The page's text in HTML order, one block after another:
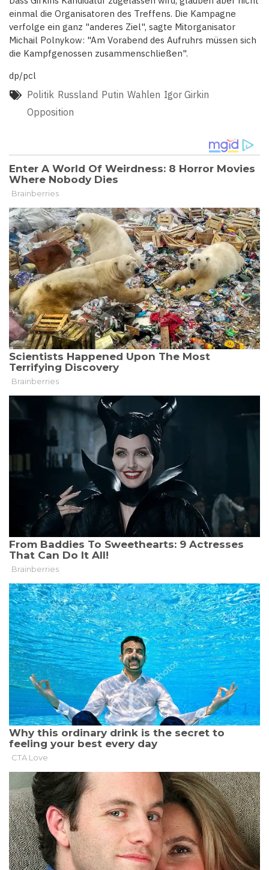
einmal die Organisatoren des Treffens. Die Kampagne
verfolge ein ganz "anderes Ziel", sagte Mitorganisator
Michail Polnykow: "Am Vorabend des Aufruhrs müssen sich
die Kampfgenossen zusammenschließen".
dp/pcl
Politik Russland Putin Wahlen Igor Girkin
Opposition